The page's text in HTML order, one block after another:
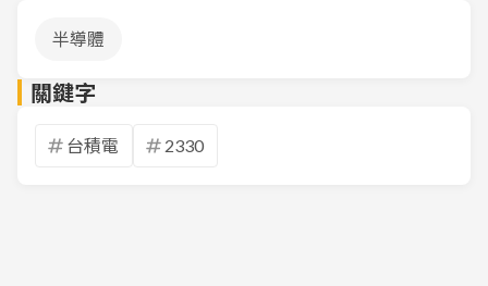
半導體
關鍵字
台積電 2330